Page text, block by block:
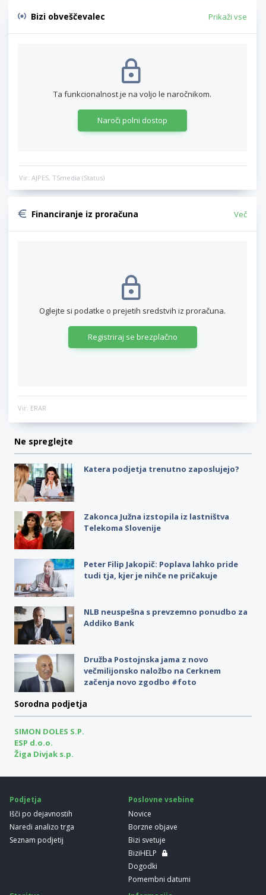
Bizi obveščevalec Prikaži vse
Ta funkcionalnost je na voljo le naročnikom.
Naroči polni dostop
Vir: AJPES, TSmedia (Status)
Financiranje iz proračuna Več
Oglejte si podatke o prejetih sredstvih iz proračuna.
Registriraj se brezplačno
Vir: ERAR
Ne spreglejte
Katera podjetja trenutno zaposlujejo?
Zakonca Južna izstopila iz lastništva
Telekoma Slovenije
Peter Filip Jakopič: Poplava lahko pride
tudi tja, kjer je nihče ne pričakuje
NLB neuspešna s prevzemno ponudbo za
Addiko Bank
Družba Postojnska jama z novo
večmilijonsko naložbo na Cerknem
začenja novo zgodbo #foto
Sorodna podjetja
SIMON DOLES S.P.
ESP d.o.o.
Žiga Divjak s.p.
Podjetja
Išči po dejavnostih
Naredi analizo trga
Seznam podjetij
Poslovne vsebine
Novice
Borzne objave
Bizi svetuje
BiziHELP
Dogodki
Pomembni datumi